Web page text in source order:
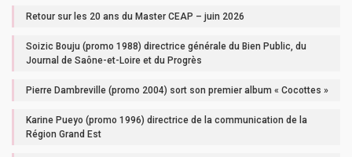
Retour sur les 20 ans du Master CEAP – juin 2026
Soizic Bouju (promo 1988) directrice générale du Bien Public, du
Journal de Saône-et-Loire et du Progrès
Pierre Dambreville (promo 2004) sort son premier album « Cocottes »
Karine Pueyo (promo 1996) directrice de la communication de la
Région Grand Est